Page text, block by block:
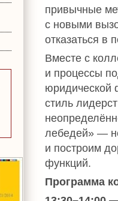
привычные
с новыми
отказаться в
Вместе с
и процессы
юридической
стиль
лебедей» —
и построим
функций.
Программа